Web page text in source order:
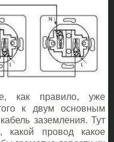
как правило, уже
к двум основным
заземления. Тут
какой провод какое